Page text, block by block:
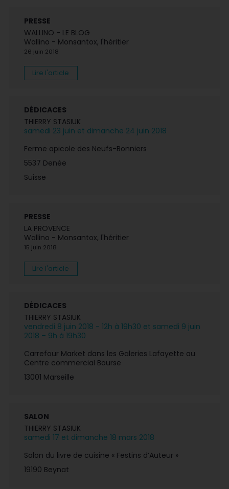
PRESSE
WALLINO - LE BLOG
Wallino - Monsantox, l'héritier
26 juin 2018
Lire l'article
DÉDICACES
THIERRY STASIUK
samedi 23 juin et dimanche 24 juin 2018
Ferme apicole des Neufs-Bonniers
5537 Denée
Suisse
PRESSE
LA PROVENCE
Wallino - Monsantox, l'héritier
15 juin 2018
Lire l'article
DÉDICACES
THIERRY STASIUK
vendredi 8 juin 2018 - 12h à 19h30 et samedi 9 juin
2018 – 9h à 19h30
Carrefour Market dans les Galeries Lafayette au
Centre commercial Bourse
13001 Marseille
SALON
THIERRY STASIUK
samedi 17 et dimanche 18 mars 2018
Salon du livre de cuisine « Festins d’Auteur »
19190 Beynat